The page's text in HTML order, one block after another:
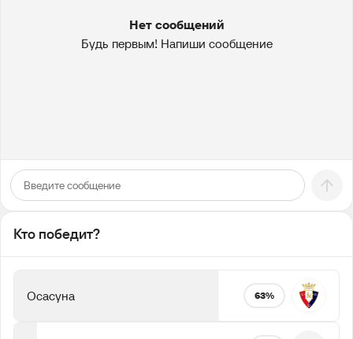
Нет сообщений
Будь первым! Напиши сообщение
Кто победит?
Осасуна 63%